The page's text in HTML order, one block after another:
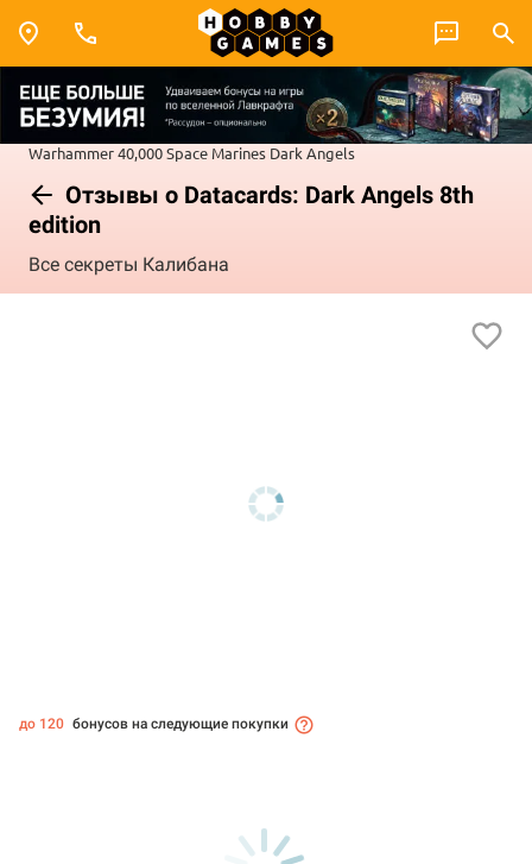
Warhammer 40,000Space Marines Dark Angels
Отзывы о Datacards: Dark Angels 8th
edition
Все секреты Калибана
до 120 бонусов на следующие покупки